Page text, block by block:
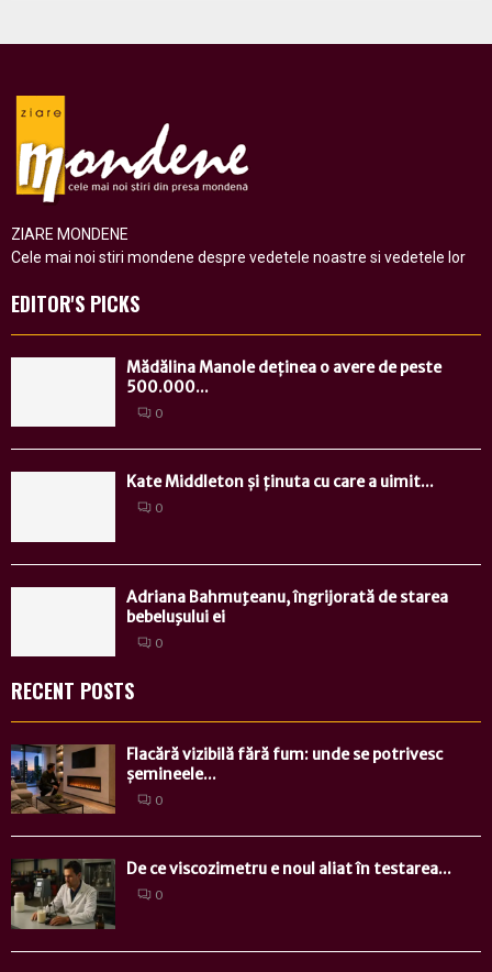
ZIARE MONDENE
Cele mai noi stiri mondene despre vedetele noastre si vedetele lor
EDITOR'S PICKS
Mădălina Manole deținea o avere de peste
500.000...
0
Kate Middleton și ținuta cu care a uimit...
0
Adriana Bahmuţeanu, îngrijorată de starea
bebeluşului ei
0
RECENT POSTS
Flacără vizibilă fără fum: unde se potrivesc
șemineele...
0
De ce viscozimetru e noul aliat în testarea...
0